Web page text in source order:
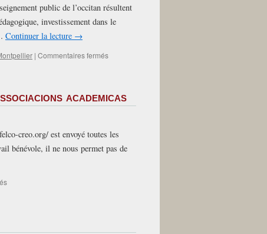
de
sas
associacions
academicas
public de l’occitan résultent
investissement dans le
Continuer la lecture →
| Commentaires ferméssur
mobilisation
collective
de
Montpellier
academicas
creo.org/ est envoyé toutes les
bénévole, il ne nous permet pas de
sur